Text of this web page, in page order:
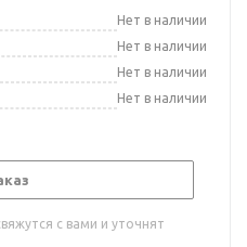
Нет в наличии
Нет в наличии
Нет в наличии
Нет в наличии
с вами и уточнят